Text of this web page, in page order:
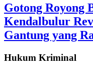
Gotong Royong
Kendalbulur
Gantung yang
Hukum Kriminal